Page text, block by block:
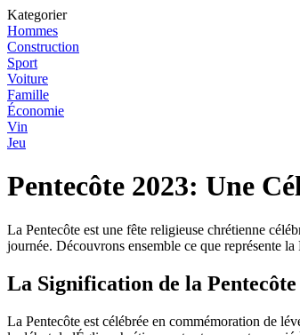
Kategorier
Hommes
Construction
Sport
Voiture
Famille
Économie
Vin
Jeu
Pentecôte 2023: Une
La Pentecôte est une fête religieuse chrétienne
journée. Découvrons ensemble ce que représente
La Signification de la Pentecôte
La Pentecôte est célébrée en commémoration de